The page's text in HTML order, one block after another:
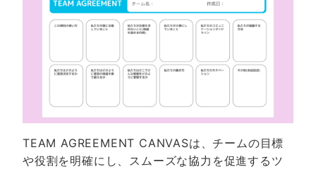
TEAM AGREEMENT CANVASは、チームの目標
や役割を明確にし、スムーズな協力を促進するツ